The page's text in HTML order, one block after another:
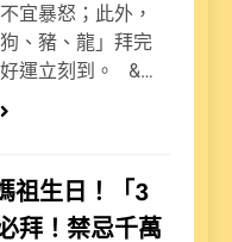
宜暴怒；此外，
、豬、龍」拜完
運立刻到。 &…
生日！「3
拜！禁忌千萬